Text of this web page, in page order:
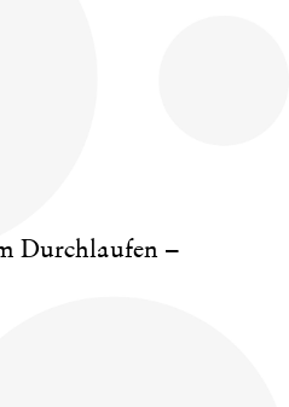
Durchlaufen –